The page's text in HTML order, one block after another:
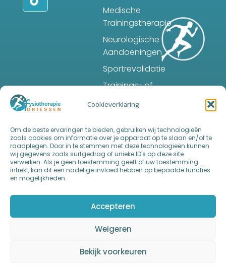
Cookieverklaring
Om de beste ervaringen te bieden, gebruiken wij technologieën
zoals cookies om informatie over je apparaat op te slaan en/of te
raadplegen. Door in te stemmen met deze technologieën kunnen
wij gegevens zoals surfgedrag of unieke ID's op deze site
verwerken. Als je geen toestemming geeft of uw toestemming
intrekt, kan dit een nadelige invloed hebben op bepaalde functies
en mogelijkheden.
Accepteren
Weigeren
Bekijk voorkeuren
Medische
Trainingstherapie
Neurologische
Aandoeningen
Sportrevalidatie
Trainings- of
Massage
Reactionlights
Training
Sportmassage